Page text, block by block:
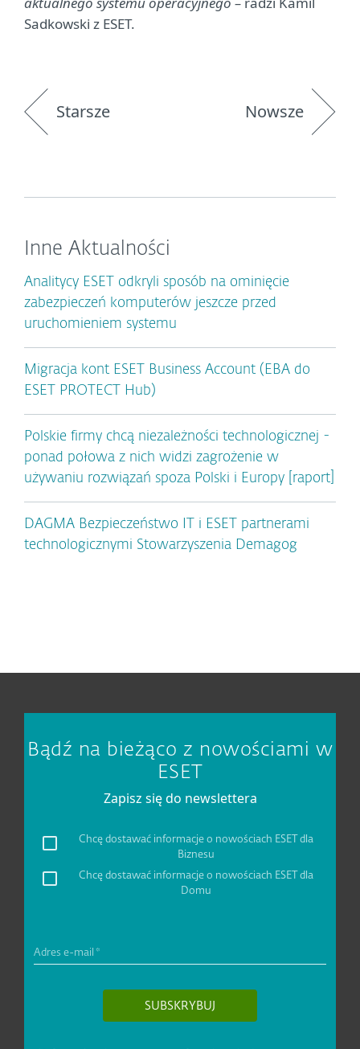
Sadkowski z ESET.
Starsze Nowsze
Inne Aktualności
Analitycy ESET odkryli sposób na ominięcie
zabezpieczeń komputerów jeszcze przed
uruchomieniem systemu
Migracja kont ESET Business Account (EBA do
ESET PROTECT Hub)
Polskie firmy chcą niezależności technologicznej -
ponad połowa z nich widzi zagrożenie w
używaniu rozwiązań spoza Polski i Europy [raport]
DAGMA Bezpieczeństwo IT i ESET partnerami
technologicznymi Stowarzyszenia Demagog